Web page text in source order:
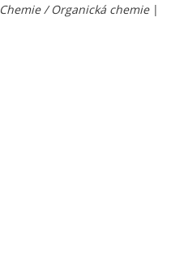
Chemie / Organická chemie|